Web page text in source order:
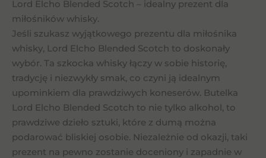
Lord Elcho Blended Scotch – idealny prezent dla
miłośników whisky.
Jeśli szukasz wyjątkowego prezentu dla miłośnika
whisky, Lord Elcho Blended Scotch to doskonały
wybór. Ta szkocka whisky łączy w sobie historię,
tradycję i niezwykły smak, co czyni ją idealnym
upominkiem dla prawdziwych koneserów. Butelka
Lord Elcho Blended Scotch to nie tylko alkohol, to
prawdziwe dzieło sztuki, które z dumą można
podarować bliskiej osobie. Niezależnie od okazji, taki
prezent na pewno zostanie doceniony i zapadnie w